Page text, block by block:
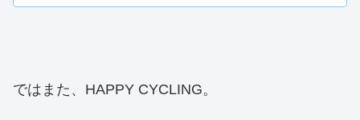
ではまた、HAPPY CYCLING。